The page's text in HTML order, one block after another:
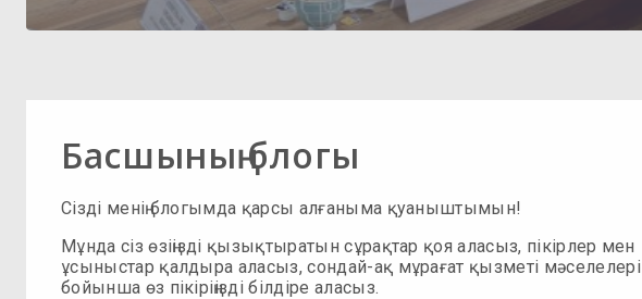
Басшының блогы
Сізді менің блогымда қарсы алғаныма қуаныштымын!
Мұнда сіз өзіңізді қызықтыратын сұрақтар қоя аласыз, пікірлер мен
ұсыныстар қалдыра аласыз, сондай-ақ мұрағат қызметі мәселелері
бойынша өз пікіріңізді білдіре аласыз.